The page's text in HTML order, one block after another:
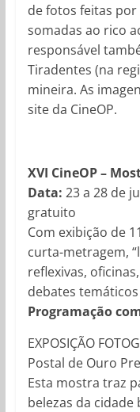
de fotos feitas
somadas ao rico
responsável
Tiradentes (na
mineira. As
site da CineOP.
XVI CineOP –
Data: 23 a 28 de
gratuito
Com exibição de
curta-metragem,
reflexivas,
debates temáticos
Programação
EXPOSIÇÃO
Postal de Ouro
Esta mostra traz
belezas da